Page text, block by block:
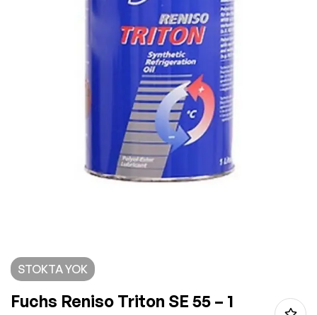
STOKTA YOK
Fuchs Reniso Triton SE 55 – 1